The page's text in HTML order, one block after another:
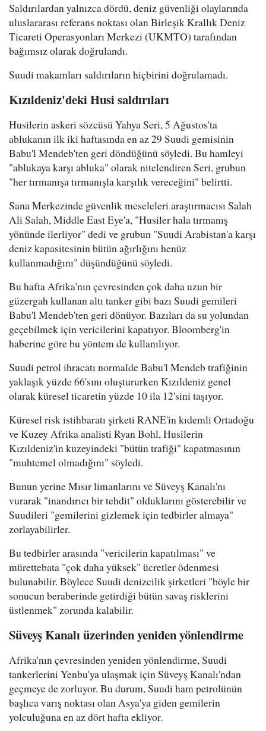
Saldırılardan yalnızca dördü, deniz güvenliği olaylarında
uluslararası referans noktası olan Birleşik Krallık Deniz
Ticareti Operasyonları Merkezi (UKMTO) tarafından
bağımsız olarak doğrulandı.
Suudi makamları saldırıların hiçbirini doğrulamadı.
Kızıldeniz'deki Husi saldırıları
Husilerin askeri sözcüsü Yahya Seri, 5 Ağustos'ta
ablukanın ilk iki haftasında en az 29 Suudi gemisinin
Babu'l Mendeb'ten geri döndüğünü söyledi. Bu hamleyi
"ablukaya karşı abluka" olarak nitelendiren Seri, grubun
"her tırmanışa tırmanışla karşılık vereceğini" belirtti.
Sana Merkezinde güvenlik meseleleri araştırmacısı Salah
Ali Salah, Middle East Eye'a, "Husiler hala tırmanış
yönünde ilerliyor" dedi ve grubun "Suudi Arabistan'a karşı
deniz kapasitesinin bütün ağırlığını henüz
kullanmadığını" düşündüğünü söyledi.
Bu hafta Afrika'nın çevresinden çok daha uzun bir
güzergah kullanan altı tanker gibi bazı Suudi gemileri
Babu'l Mendeb'ten geri dönüyor. Bazıları da su yolundan
geçebilmek için vericilerini kapatıyor. Bloomberg'in
haberine göre bu yöntem de kullanılıyor.
Suudi petrol ihracatı normalde Babu'l Mendeb trafiğinin
yaklaşık yüzde 66'sını oluştururken Kızıldeniz genel
olarak küresel ticaretin yüzde 10 ila 12'sini taşıyor.
Küresel risk istihbaratı şirketi RANE'in kıdemli Ortadoğu
ve Kuzey Afrika analisti Ryan Bohl, Husilerin
Kızıldeniz'in kuzeyindeki "bütün trafiği" kapatmasının
"muhtemel olmadığını" söyledi.
Bunun yerine Mısır limanlarını ve Süveyş Kanalı'nı
vurarak "inandırıcı bir tehdit" olduklarını gösterebilir ve
Suudileri "gemilerini gizlemek için tedbirler almaya"
zorlayabilirler.
Bu tedbirler arasında "vericilerin kapatılması" ve
mürettebata "çok daha yüksek" ücretler ödenmesi
bulunabilir. Böylece Suudi denizcilik şirketleri "böyle bir
sonucun beraberinde getirdiği bütün savaş risklerini
üstlenmek" zorunda kalabilir.
Süveyş Kanalı üzerinden yeniden yönlendirme
Afrika'nın çevresinden yeniden yönlendirme, Suudi
tankerlerini Yenbu'ya ulaşmak için Süveyş Kanalı'ndan
geçmeye de zorluyor. Bu durum, Suudi ham petrolünün
başlıca varış noktası olan Asya'ya giden gemilerin
yolculuğuna en az dört hafta ekliyor.